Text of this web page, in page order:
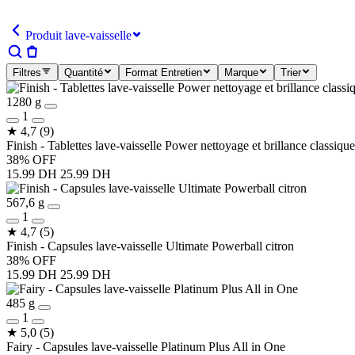
Produit lave-vaisselle
Filtres Quantité Format Entretien Marque Trier
1280 g
1
★ 4,7 (9)
Finish - Tablettes lave-vaisselle Power nettoyage et brillance
38% OFF
15.99 DH 25.99 DH
567,6 g
1
★ 4,7 (5)
Finish - Capsules lave-vaisselle Ultimate Powerball citron
38% OFF
15.99 DH 25.99 DH
485 g
1
★ 5,0 (5)
Fairy - Capsules lave-vaisselle Platinum Plus All in One